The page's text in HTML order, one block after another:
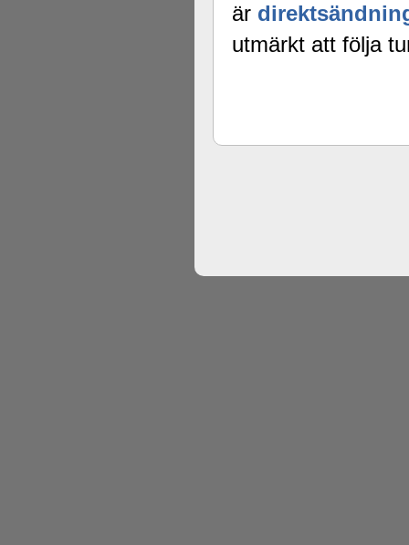
är
utmärkt att följa